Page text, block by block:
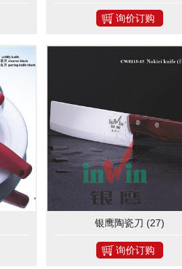
询价订购
银鹰陶瓷刀 (27)
询价订购